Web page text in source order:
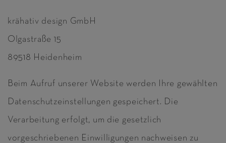
krähativ design GmbH
Olgastraße 15
89518 Heidenheim
Beim Aufruf unserer Website werden Ihre gewählten
Datenschutzeinstellungen gespeichert. Die
Verarbeitung erfolgt, um die gesetzlich
vorgeschriebenen Einwilligungen nachweisen zu